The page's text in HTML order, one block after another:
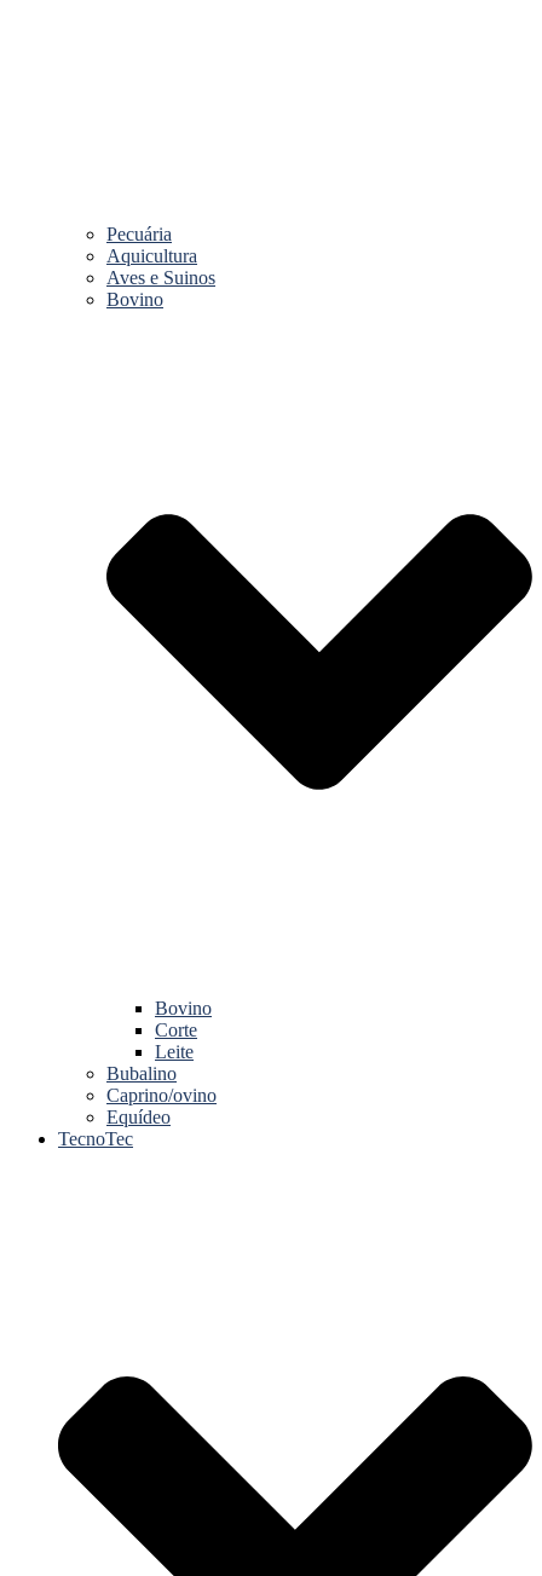
Pecuária
Aquicultura
Aves e Suinos
Bovino
Bovino
Corte
Leite
Bubalino
Caprino/ovino
Equídeo
TecnoTec